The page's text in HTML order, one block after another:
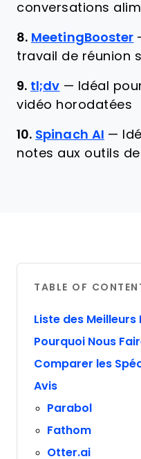
conversations
8. MeetingBooster
travail de réunion
9. tl;dv — Idéal
vidéo horodatées
10. Spinach AI —
notes aux outils
TABLE OF
Liste des Meilleurs
Pourquoi Nous
Comparer les
Avis
Parabol
Fathom
Otter.ai